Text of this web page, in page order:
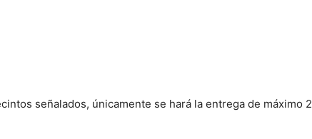
señalados, únicamente se hará la entrega de máximo 2